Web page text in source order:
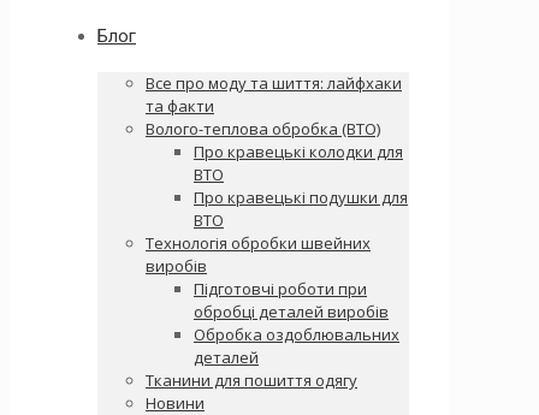
Блог
Все про моду та шиття: лайфхаки
та факти
Волого-теплова обробка (ВТО)
Про кравецькі колодки для
ВТО
Про кравецькі подушки для
ВТО
Технологія обробки швейних
виробів
Підготовчі роботи при
обробці деталей виробів
Обробка оздоблювальних
деталей
Тканини для пошиття одягу
Новини